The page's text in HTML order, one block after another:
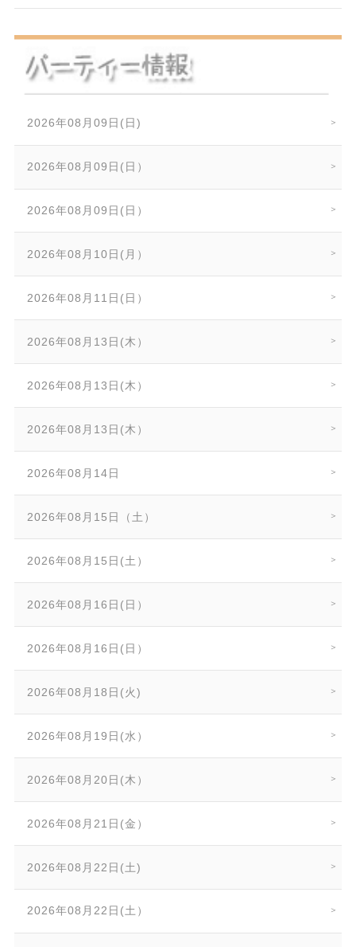
2026年08月09日(日)
2026年08月09日(日）
2026年08月09日(日）
2026年08月10日(月）
2026年08月11日(日）
2026年08月13日(木）
2026年08月13日(木）
2026年08月13日(木）
2026年08月14日
2026年08月15日（土）
2026年08月15日(土）
2026年08月16日(日）
2026年08月16日(日）
2026年08月18日(火)
2026年08月19日(水）
2026年08月20日(木）
2026年08月21日(金）
2026年08月22日(土)
2026年08月22日(土）